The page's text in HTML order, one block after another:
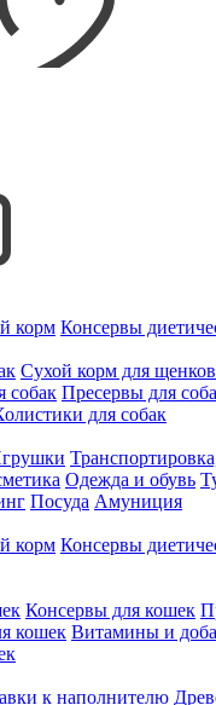
корм Консервы
Сухой корм для щенков
собак Пресервы для
для собак
Одежда и обувь
Посуда Амуниция
корм Консервы
Консервы для кошек
кошек Витамины и
к наполнителю